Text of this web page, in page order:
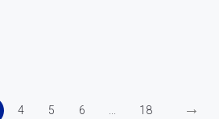
4 5 6 18 →